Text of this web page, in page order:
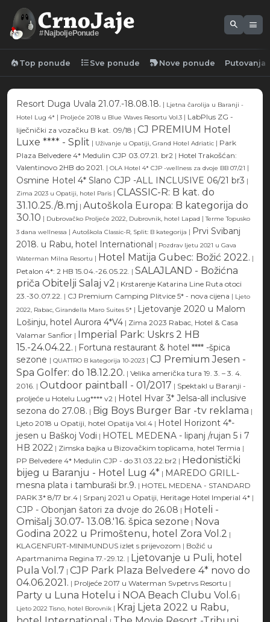
#NajboljePonude
search menu
local_fire_department Top ponude format_list_bulleted Sve ponude new_label Nove ponude Putovanja
Resort Duga Uvala 21.07.-18.08.18. | Ljetna čarolija u Baranji -
Hotel Lug 4* | Proljeće 2018 u Blue Waves Resortu Vol.3 | LabPlus ZG -
liječnički za vozačku B kat. 09/18 | CJ PREMIUM Hotel
Luxe **** - Split | Uživanje u Opatiji, Grand Hotel Adriatic | Park
Plaza Belvedere 4* Medulin CJP 03.07.21. br2 | Hotel Trakošćan:
Valentinovo 2HB do 2021. | OLA Hotel 4* CJP -wellness za dvoje BB 07/21 |
Osmine Hotel 4* Slano CJP -ALL INCLUSIVE 06/21 br3 |
Zima 2023 u Opatiji, hotel Paris | CLASSIC-R: B kat. do
31.10.25./8.mj | Autoškola Europa: B kategorija do
30.10 | Dubrovačko Proljeće 2022, Dubrovnik, hotel Lapad | Terme Topusko
3 dana wellnessa | Autoškola Classic-R, Split: B kategorija | Prvi Svibanj
2018. u Rabu, hotel International | Pozdrav ljetu 2021 u Gava
Waterman Milna Resortu | Hotel Matija Gubec: Božić 2022. |
Petalon 4*: 2 HB 15.04.-26.05.22. | SALAJLAND - Božićna
priča Obitelji Salaj v2 | Krstarenje Katarina Line Ruta otoci
23.-30.07.22. | CJ Premium Camping Plitvice 5* - nova cijena | Ljeto
2022, Rabac, Girandella Maro Suites 5* | Ljetovanje 2020 u Malom
Lošinju, hotel Aurora 4*V4 | Zima 2023 Rabac, Hotel & Casa
Valamar Sanfior |
Imperial Park: Uskrs 2 HB
15.-24.04.22. | Fortuna restaurant & hotel **** -špica
sezone | QUATTRO B kategorija 10-2023 | CJ Premium Jesen -
Spa Golfer: do 18.12.20. | Velika američka tura 19. 3. – 3. 4.
2016. | Outdoor paintball - 01/2017 | Spektakl u Baranji -
proljeće u Hotelu Lug**** v2 | Hotel Hvar 3* Jelsa-all inclusive
sezona do 27.08. | Big Boys Burger Bar -tv reklama |
Ljeto 2018 u Opatiji, hotel Opatija Vol.4 | Hotel Horizont 4*-
jesen u Baškoj Vodi | HOTEL MEDENA - lipanj /rujan 5 i 7
HB 2022 | Zimska bajka u Bizovačkim toplicama, hotel Termia |
PP Belvedere 4* Medulin CJP - do 31.03.22.br2 | Hedonistički
bijeg u Baranju - Hotel Lug 4* | MAREDO GRILL-
mesna plata i tamburaši br.9. | HOTEL MEDENA - STANDARD
PARK 3* 8/17 br.4 | Srpanj 2021 u Opatiji, Heritage Hotel Imperial 4* |
CJP - Obonjan šatori za dvoje do 26.08 | Hoteli -
Omišalj 30.07- 13.08.'16. špica sezone | Nova
Godina 2022 u Primoštenu, hotel Zora Vol.2 |
KLAGENFURT-MINIMUNDUS izlet s prijevozom | Božić u
Apartmanima Regina 17.-29.12. | Ljetovanje u Puli, hotel
Pula Vol.7 | CJP Park Plaza Belvedere 4* novo do
04.06.2021. | Proljeće 2017 u Waterman Svpetrvs Resortu |
Party u Luna Hotelu i NOA Beach Clubu Vol.6 |
Ljeto 2022 Tisno, hotel Borovnik | Kraj Ljeta 2022 u Rabu,